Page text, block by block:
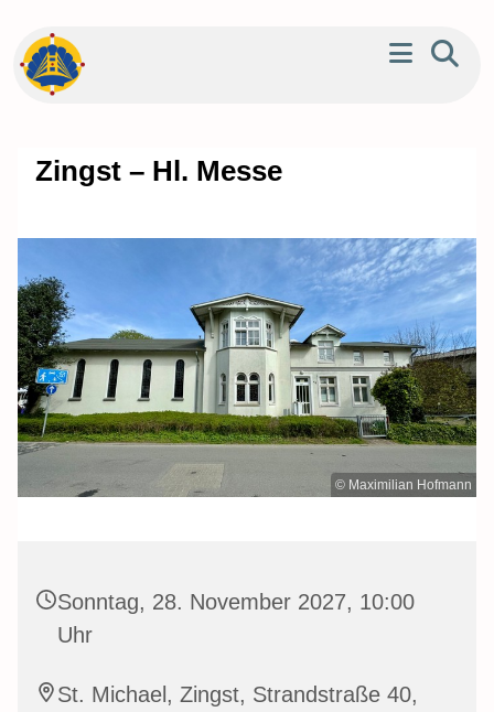
Zingst – Hl. Messe
© Maximilian Hofmann
Sonntag, 28. November 2027, 10:00
Uhr
St. Michael, Zingst, Strandstraße 40,